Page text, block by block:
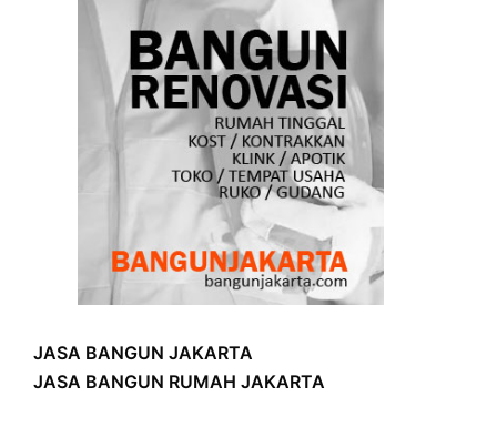
JASA BANGUN JAKARTA
JASA BANGUN RUMAH JAKARTA